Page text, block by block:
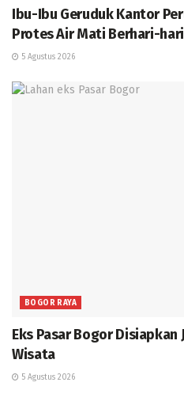
Ibu-Ibu Geruduk Kantor
Protes Air Mati Berhari-hari
5 Agustus 2026
BOGOR RAYA
Eks Pasar Bogor Disiapkan
Wisata
5 Agustus 2026